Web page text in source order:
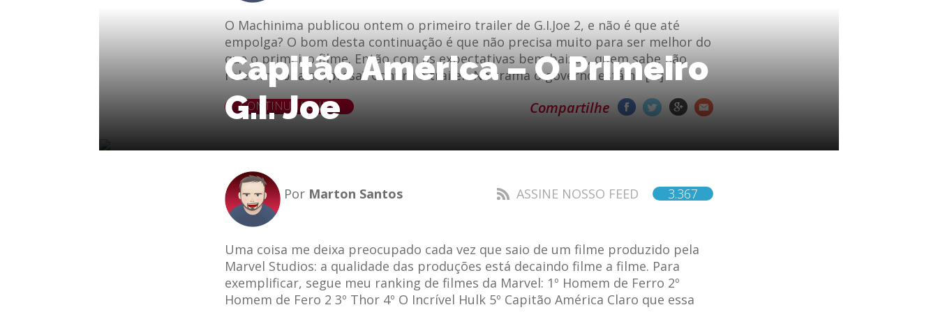
O Machinima publicou ontem o primeiro trailer de G.I.Joe 2, e não é que até
empolga? O bom desta continuação é que não precisa muito para ser melhor do
que o primeiro filme. Então com as expectativas bem baixas, quem sabe não
role uma boa surpresa? Confira o trailer. Na trama o governo está na […]
CONTINUE LENDO Compartilhe
Capitão América – O Primeiro
G.I. Joe
Por Marton Santos ASSINE NOSSO FEED 3.367
Uma coisa me deixa preocupado cada vez que saio de um filme produzido pela
Marvel Studios: a qualidade das produções está decaindo filme a filme. Para
exemplificar, segue meu ranking de filmes da Marvel: 1º Homem de Ferro 2º
Homem de Fero 2 3º Thor 4º O Incrível Hulk 5º Capitão América Claro que essa